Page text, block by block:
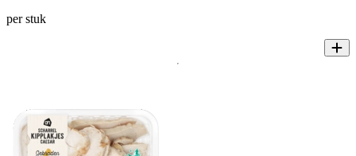
per stuk